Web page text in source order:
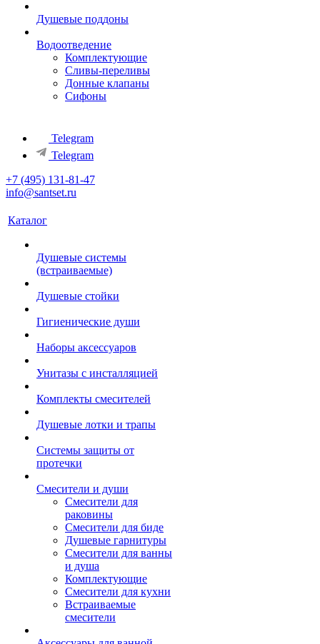
Душевые поддоны
Водоотведение
Комплектующие
Сливы-переливы
Донные клапаны
Сифоны
Telegram
Telegram
+7 (495) 131-81-47
info@santset.ru
Каталог
Душевые системы
(встраиваемые)
Душевые стойки
Гигиенические души
Наборы аксессуаров
Унитазы с инсталляцией
Комплекты смесителей
Душевые лотки и трапы
Системы защиты от
протечки
Смесители и души
Cмесители для
раковины
Смесители для биде
Душевые гарнитуры
Смесители для ванны
и душа
Комплектующие
Смесители для кухни
Встраиваемые
смесители